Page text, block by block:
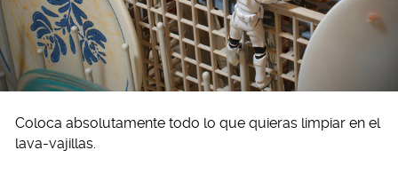
Coloca absolutamente todo lo que quieras limpiar en el
lava-vajillas.